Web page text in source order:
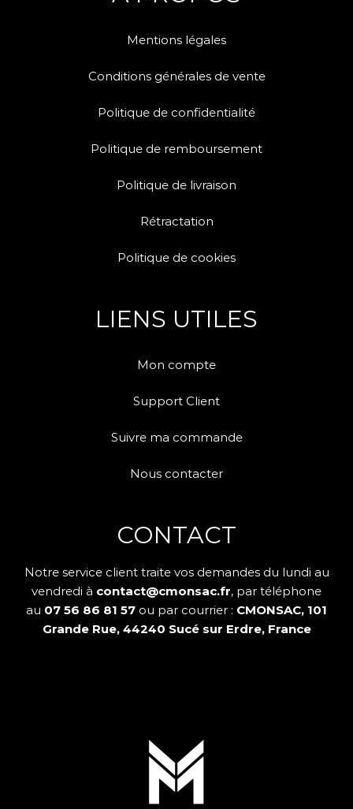
Mentions légales
Conditions générales de vente
Politique de confidentialité
Politique de remboursement
Politique de livraison
Rétractation
Politique de cookies
LIENS UTILES
Mon compte
Support Client
Suivre ma commande
Nous contacter
CONTACT
Notre service client traite vos demandes du lundi au
vendredi à contact@cmonsac.fr, par téléphone
au 07 56 86 81 57 ou par courrier : CMONSAC, 101
Grande Rue, 44240 Sucé sur Erdre, France